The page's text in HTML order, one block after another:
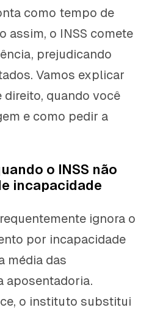
como tempo de
assim, o INSS comete
prejudicando
Vamos explicar
quando você
e como pedir a
o INSS não
incapacidade
ignora o
por incapacidade
média das
aposentadoria.
o instituto substitui